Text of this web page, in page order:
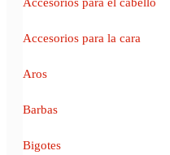
Accesorios para la cara
Aros
Barbas
Bigotes